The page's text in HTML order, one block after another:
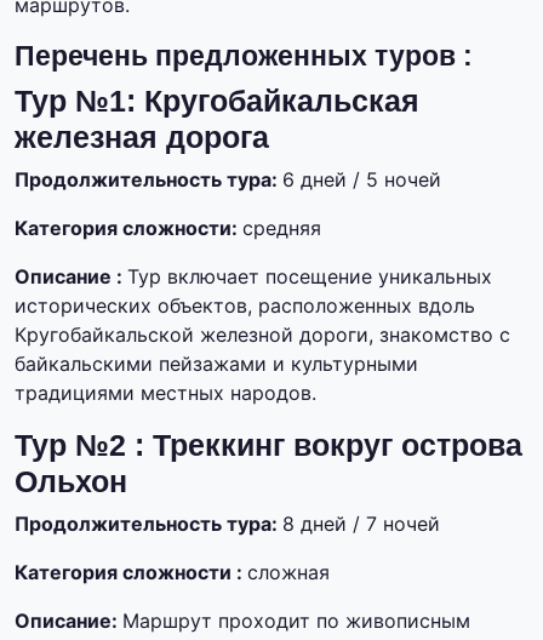
маршрутов.
Перечень предложенных туров :
Тур №1: Кругобайкальская
железная дорога
Продолжительность тура: 6 дней / 5 ночей
Категория сложности: средняя
Описание : Тур включает посещение уникальных
исторических объектов, расположенных вдоль
Кругобайкальской железной дороги, знакомство с
байкальскими пейзажами и культурными
традициями местных народов.
Тур №2 : Треккинг вокруг острова
Ольхон
Продолжительность тура: 8 дней / 7 ночей
Категория сложности : сложная
Описание: Маршрут проходит по живописным